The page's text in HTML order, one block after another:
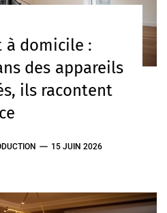
à domicile :
des appareils
ils racontent
15 JUIN 2026